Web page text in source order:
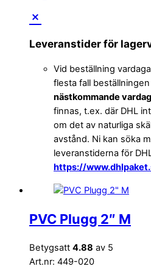
Leveranstider för
Vid beställning
flesta fall
nästkommande vardag
finnas, t.ex. där DHL
om det av naturliga
avstånd. Ni kan söka
leveranstiderna för
https://
PVC Plugg 2″ M
Betygsatt 4.88 av 5
Art.nr: 449-020